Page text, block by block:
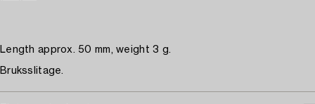
Length approx. 50 mm, weight 3 g.
Bruksslitage.